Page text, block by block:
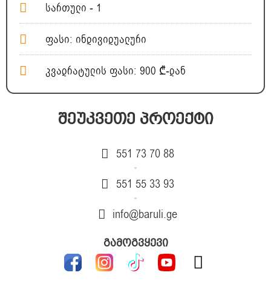
სართული - 1
ფასი: ინდივიდუალური
კვადრატულის ფასი: 900 ₾-დან
შეუკვეთე პროექტი
551 73 70 88
551 55 33 93
info@baruli.ge
გამოგვყევი